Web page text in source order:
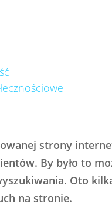
strony
By było to
Oto
na stronie.